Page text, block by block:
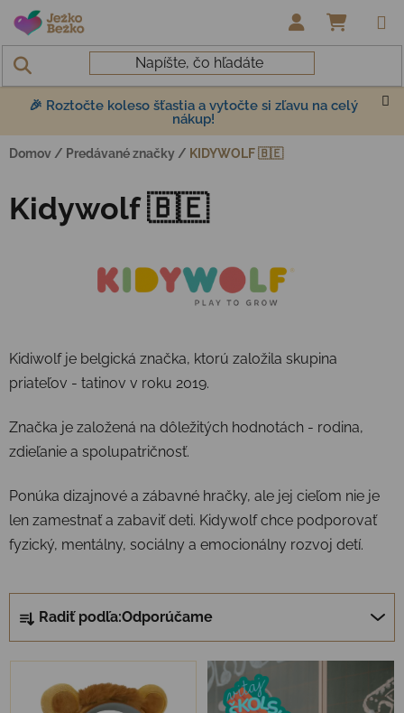
Prejsť na obsah
🎉 Roztočte koleso šťastia a vytočte si zľavu na celý
nákup!
Domov / Predávané značky / KIDYWOLF 🇧🇪
Kidywolf 🇧🇪
Kidiwolf je belgická značka, ktorú založila skupina
priateľov - tatinov v roku 2019.
Značka je založená na dôležitých hodnotách - rodina,
zdieľanie a spolupatričnosť.
Ponúka dizajnové a zábavné hračky, ale jej cieľom nie je
len zamestnať a zabaviť deti. Kidywolf chce podporovať
fyzický, mentálny, sociálny a emocionálny rozvoj detí.
Radiť podľa:Odporúčame
Výpis produktov